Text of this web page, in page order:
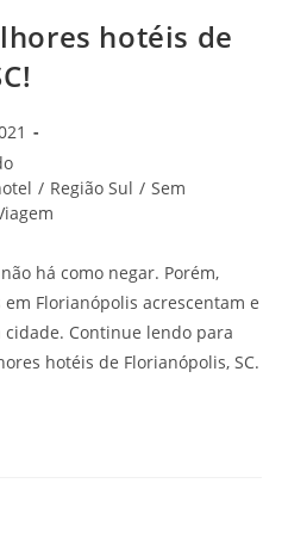
hotéis de
/ Região Sul / Sem
há como negar. Porém,
Florianópolis acrescentam e
Continue lendo para
hotéis de Florianópolis, SC.